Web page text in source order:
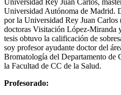
Universidad Autónoma de Madrid.
por la Universidad Rey Juan
doctoras Visitación López-Miranda
tesis obtuvo la calificación de
soy profesor ayudante doctor del
Bromatología del Departamento de
la Facultad de CC de la Salud.
Profesorado: